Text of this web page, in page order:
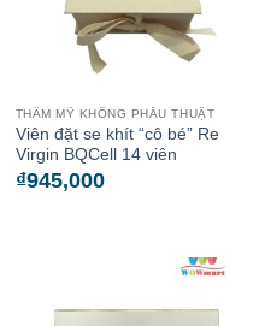
THẨM MỸ KHÔNG PHẪU THUẬT
Viên đặt se khít “cô bé” Re
Virgin BQCell 14 viên
₫945,000